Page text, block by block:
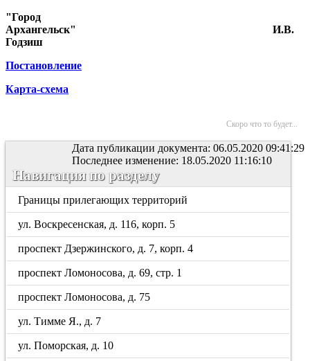
"Город
Архангельск"
И.В.
Годзиш
Постановление
Карта-схема
Скоро что то будет...
Дата публикации документа: 06.05.2020 09:41:29
Последнее изменение: 18.05.2020 11:16:10
Навигация по разделу
Границы прилегающих территорий
ул. Воскресенская, д. 116, корп. 5
проспект Дзержинского, д. 7, корп. 4
проспект Ломоносова, д. 69, стр. 1
проспект Ломоносова, д. 75
ул. Тимме Я., д. 7
ул. Поморская, д. 10